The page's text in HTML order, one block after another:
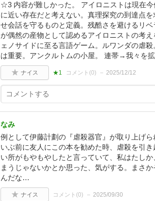
☆3 内容が難しかった。 アイロニストは現在
に近い存在だと考えない。真理探究の到達点
せ会話を守るものと定義。残酷さを避けるリ
が偶然の産物として認めるアイロニストの考
ェノサイドに至る言語ゲーム。ルワンダの虐
は重要。アンクルトムの小屋。 連帯→我々を
ナイス ★1 コメント(0) 2025/12/12
なみ
例として伊藤計劃の『虐殺器官』が取り上げ
いぶ前に友人にこの本を勧めた時、虐殺を引
い所がもやもやしたと言っていて、私はたし
まうじゃないかとか思った、気がする。まさ
んだな…
ナイス コメント(0) 2025/09/30